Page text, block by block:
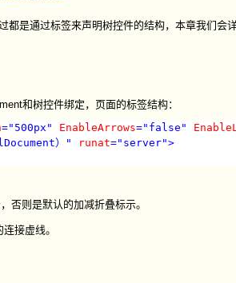
都是通过标签来声明树控件的结构，本章我们会
和树控件绑定，页面的标签结构：
="500px" EnableArrows="false"
）" runat="server">
否则是默认的加减折叠标示。
接虚线。